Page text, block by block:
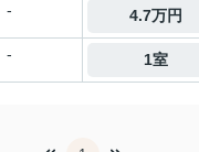
- 4.7万円
- 1室